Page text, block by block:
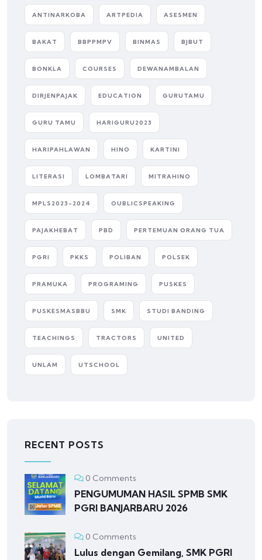
ANTINARKOBA ARTPEDIA ASESMEN
BAKAT BBPPMPV BINMAS BJBUT
BONKLA COURSES DEWANAMBALAN
DIRJENPAJAK EDUCATION GURUTAMU
GURU TAMU HARIGURU2023
HARIPAHLAWAN HINO KARTINI
LITERASI LOMBATARI MITRAHINO
MPLS2023-2024 OUBLICSPEAKING
PAJAKHEBAT PBD PERTEMUAN ORANG TUA
PGRI PKKS POLIBAN POLSEK
PRAMUKA PROGRAMING PUSKES
PUSKESMASBBU SMK STUDI BANDING
TEACHINGS TRACTORS UNITED
UNLAM UTSCHOOL
RECENT POSTS
0 Comments
PENGUMUMAN HASIL SPMB SMK
PGRI BANJARBARU 2026
0 Comments
Lulus dengan Gemilang, SMK PGRI